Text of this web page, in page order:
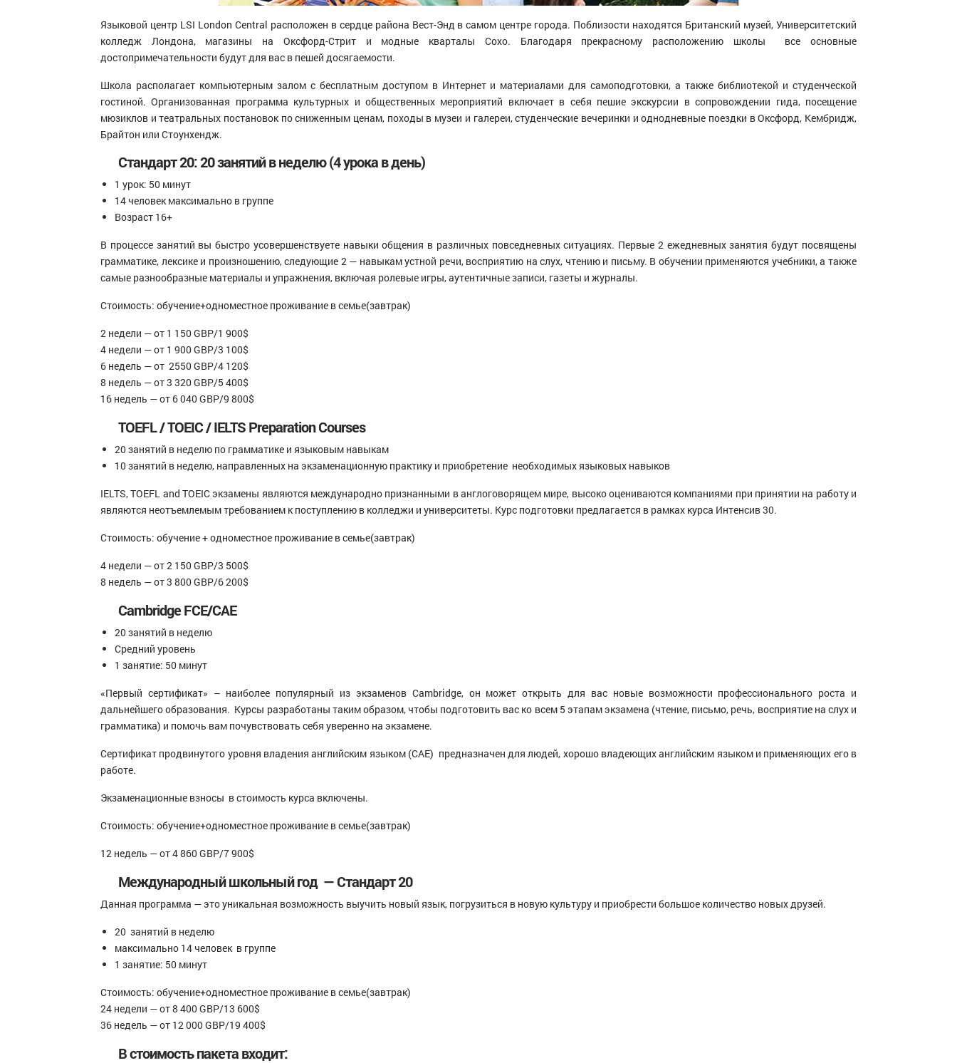
Языковой центр LSI London Central расположен в сердце района Вест-Энд в самом центре города. Поблизости находятся Британский музей, Университетский
колледж Лондона, магазины на Оксфорд-Стрит и модные кварталы Сохо. Благодаря прекрасному расположению школы все основные
достопримечательности будут для вас в пешей досягаемости.
Школа располагает компьютерным залом с бесплатным доступом в Интернет и материалами для самоподготовки, а также библиотекой и студенческой
гостиной. Организованная программа культурных и общественных мероприятий включает в себя пешие экскурсии в сопровождении гида, посещение
мюзиклов и театральных постановок по сниженным ценам, походы в музеи и галереи, студенческие вечеринки и однодневные поездки в Оксфорд, Кембридж,
Брайтон или Стоунхендж.
Стандарт 20: 20 занятий в неделю (4 урока в день)
1 урок: 50 минут
14 человек максимально в группе
Возраст 16+
В процессе занятий вы быстро усовершенствуете навыки общения в различных повседневных ситуациях. Первые 2 ежедневных занятия будут посвящены
грамматике, лексике и произношению, следующие 2 — навыкам устной речи, восприятию на слух, чтению и письму. В обучении применяются учебники, а также
самые разнообразные материалы и упражнения, включая ролевые игры, аутентичные записи, газеты и журналы.
Стоимость: обучение+одноместное проживание в семье(завтрак)
2 недели — от 1 150 GBP/1 900$
4 недели — от 1 900 GBP/3 100$
6 недель — от 2550 GBP/4 120$
8 недель — от 3 320 GBP/5 400$
16 недель — от 6 040 GBP/9 800$
TOEFL / TOEIC / IELTS Preparation Courses
20 занятий в неделю по грамматике и языковым навыкам
10 занятий в неделю, направленных на экзаменационную практику и приобретение необходимых языковых навыков
IELTS, TOEFL and TOEIC экзамены являются международно признанными в англоговорящем мире, высоко оцениваются компаниями при принятии на работу и
являются неотъемлемым требованием к поступлению в колледжи и университеты. Курс подготовки предлагается в рамках курса Интенсив 30.
Стоимость: обучение + одноместное проживание в семье(завтрак)
4 недели — от 2 150 GBP/3 500$
8 недель — от 3 800 GBP/6 200$
Cambridge FCE/CAE
20 занятий в неделю
Средний уровень
1 занятие: 50 минут
«Первый сертификат» – наиболее популярный из экзаменов Cambridge, он может открыть для вас новые возможности профессионального роста и
дальнейшего образования. Курсы разработаны таким образом, чтобы подготовить вас ко всем 5 этапам экзамена (чтение, письмо, речь, восприятие на слух и
грамматика) и помочь вам почувствовать себя уверенно на экзамене.
Сертификат продвинутого уровня владения английским языком (CAE) предназначен для людей, хорошо владеющих английским языком и применяющих его в
работе.
Экзаменационные взносы в стоимость курса включены.
Стоимость: обучение+одноместное проживание в семье(завтрак)
12 недель — от 4 860 GBP/7 900$
Международный школьный год — Стандарт 20
Данная программа — это уникальная возможность выучить новый язык, погрузиться в новую культуру и приобрести большое количество новых друзей.
20 занятий в неделю
максимально 14 человек в группе
1 занятие: 50 минут
Стоимость: обучение+одноместное проживание в семье(завтрак)
24 недели — от 8 400 GBP/13 600$
36 недель — от 12 000 GBP/19 400$
В стоимость пакета входит: